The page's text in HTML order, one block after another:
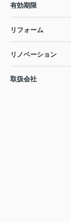
有効期限
リフォーム
リノベーション
取扱会社